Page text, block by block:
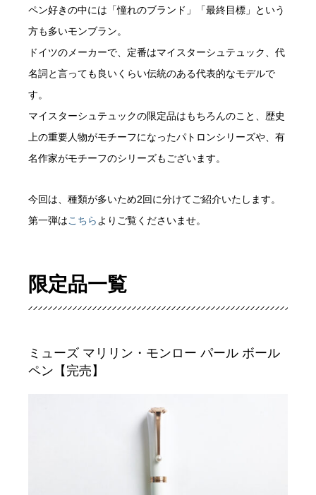
ペン好きの中には「憧れのブランド」「最終目標」という
方も多いモンブラン。
ドイツのメーカーで、定番はマイスターシュテュック、代
名詞と言っても良いくらい伝統のある代表的なモデルで
す。
マイスターシュテュックの限定品はもちろんのこと、歴史
上の重要人物がモチーフになったパトロンシリーズや、有
名作家がモチーフのシリーズもございます。
今回は、種類が多いため2回に分けてご紹介いたします。
第一弾はこちら よりご覧くださいませ。
限定品一覧
ミューズ マリリン・モンロー パール ボール
ペン【完売】